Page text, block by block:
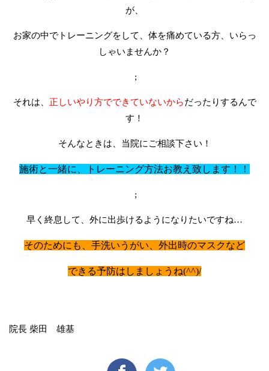
が、
お家の中でトレーニングをして、体を痛めている方、いらっ
しゃいませんか？
;
それは、 正しいやり方でできていないからだったりするんで
す！
そんなときは、当院にご相談下さい！
施術と一緒に、トレーニング方法お教え致します！！
;
早く終息して、外に出歩けるようになりたいですね…
そのためにも、手洗いうがい、外出時のマスクなど
できる予防はしましょうね(^^)/
院長 柴田 雄基